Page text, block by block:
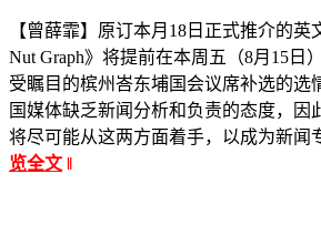
【曾薛霏】原订本月18日正式推介的英
Nut Graph》将提前在本周五（8月15日
受瞩目的槟州峇东埔国会议席补选的选
国媒体缺乏新闻分析和负责的态度，因
将尽可能从这两方面着手，以成为新
览全文 ‖